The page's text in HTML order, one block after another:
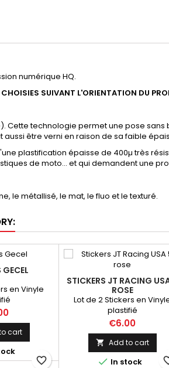
numérique HQ.
SUIVANT L'ORIENTATION DU
Cette technologie permet une pose sans
être verni en raison de sa faible
plastification épaisse de 400µ très
de moto... et qui demandent une
le métallisé, le mat, le fluo et le texturé.
GECEL
en Vinyle
cart
favorite_border
STICKERS JT RACING
ROSE
Lot de 2 Stickers en
plastifié
Price
€6.00
 Add to cart
 In stock